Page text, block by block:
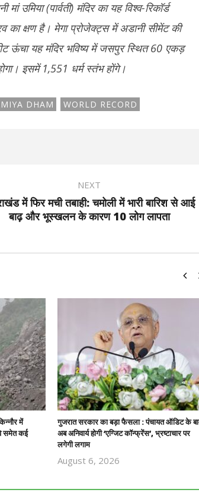
(पार्वती) मंदिर का यह विश्व-रिकॉर्ड
का क्षण है। मेगा प्रोजेक्ट्स में अडानी सीमेंट की
ऊंचा यह मंदिर भविष्य में जसपुर स्थित 60 एकड़
इसमें 1,551 धर्म स्तंभ होंगे।
DHAM WORLD RECORD
NEXT
में फिर मची तबाही: चमोली में भारी बारिश से आई
बाढ़ और भूस्खलन के कारण 10 लोग लापता
में
समेत कई
गुजरात सरकार का बड़ा फैसला : पंचायत ऑडिट के
अब अनिवार्य होगी ‘एग्जिट कॉन्फ्रेंस’, भ्रष्टाचार पर
लगेगी लगाम
August 6, 2026